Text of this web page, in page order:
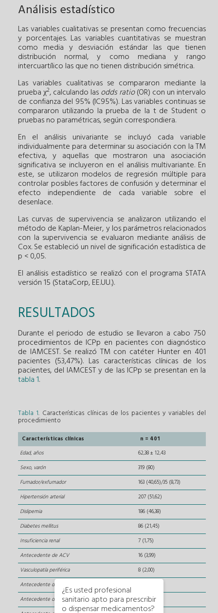
Análisis estadístico
Las variables cualitativas se presentan como frecuencias
y porcentajes. Las variables cuantitativas se muestran
como media y desviación estándar las que tienen
distribución normal, y como mediana y rango
intercuartílico las que no tienen distribución simétrica.
Las variables cualitativas se compararon mediante la
prueba χ2, calculando lasodds ratio(OR) con un intervalo
de confianza del 95% (IC95%). Las variables continuas se
compararon utilizando la prueba de la t de Student o
pruebas no paramétricas, según correspondiera.
En el análisis univariante se incluyó cada variable
individualmente para determinar su asociación con la TM
efectiva, y aquellas que mostraron una asociación
significativa se incluyeron en el análisis multivariante. En
este, se utilizaron modelos de regresión múltiple para
controlar posibles factores de confusión y determinar el
efecto independiente de cada variable sobre el
desenlace.
Las curvas de supervivencia se analizaron utilizando el
método de Kaplan-Meier, y los parámetros relacionados
con la supervivencia se evaluaron mediante análisis de
Cox. Se estableció un nivel de significación estadística de
p < 0,05.
El análisis estadístico se realizó con el programa STATA
versión 15 (StataCorp, EE.UU.).
RESULTADOS
Durante el periodo de estudio se llevaron a cabo 750
procedimientos de ICPp en pacientes con diagnóstico
de IAMCEST. Se realizó TM con catéter Hunter en 401
pacientes (53,47%). Las características clínicas de los
pacientes, del IAMCEST y de las ICPp se presentan en la
tabla 1.
Tabla 1. Características clínicas de los pacientes y variables del
procedimiento
Características clínicas
n = 401
Edad, años
62,38 ± 12,43
Sexo, varón
319 (80)
Fumador/exfumador
163 (40,65)/35 (8,73)
Hipertensión arterial
207 (51,62)
Dislipemia
186 (46,38)
Diabetes mellitus
86 (21,45)
Insuficiencia renal
7 (1,75)
Antecedente de ACV
16 (3,99)
Vasculopatía periférica
8 (2,00)
Antecedente de IAM
Antecedente de ICP
50 (12,47)
¿Es usted profesional
sanitario apto para prescribir
o dispensar medicamentos?